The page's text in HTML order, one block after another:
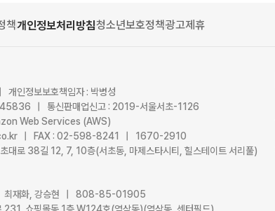
책개인정보처리방침청소년보호정책광고제휴
인정보보호책임자 : 박병성
45836 | 통신판매업신고 : 2019-서울서초-1126
Web Services (AWS)
| FAX : 02-598-8241 | 1670-2910
대로 38길 12, 7, 10층(서초동, 마제스타시티, 힐스테이트 서리풀)
| 최재화, 강승현 | 808-85-01905